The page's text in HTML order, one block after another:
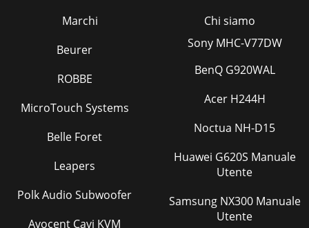
Marchi
Chi siamo
Beurer
ROBBE
MicroTouch Systems
Belle Foret
Leapers
Polk Audio Subwoofer
Avocent Cavi KVM
Sony MHC-V77DW
BenQ G920WAL
Acer H244H
Noctua NH-D15
Huawei G620S Manuale
Utente
Samsung NX300 Manuale
Utente